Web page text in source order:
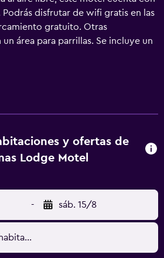
Podrás disfrutar de wifi gratis en las
gratuito. Otras
área para parrillas. Se incluye un
Thomas Lodge Motel ofrece
de DVD y cafetera y
motel en Tocumwal ofrece acceso
ofrece una televisión de pantalla
ocio y esparcimiento en este
al aire libre. Se pueden
de ocio y esparcimiento que se
instalaciones o cerca del
que se aplique un recargo).
y ofertas de
Lodge Motel
- sáb. 15/8